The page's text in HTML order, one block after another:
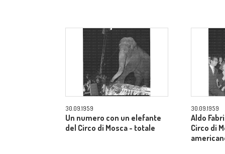
30.09.1959
Un numero con un elefante
del Circo di Mosca - totale
30.09.1959
Aldo
Circo di